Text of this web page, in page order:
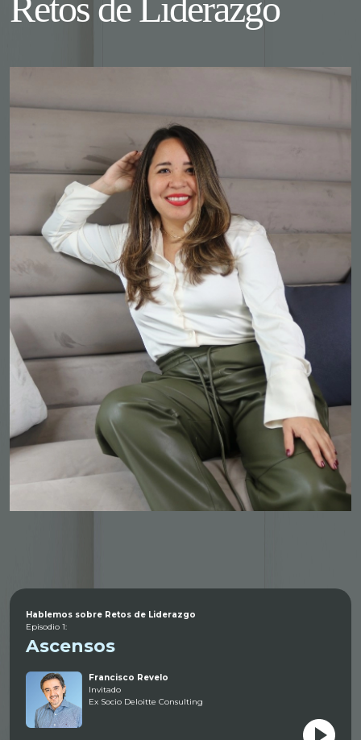
Hablemos sobre Retos de Liderazgo
Episodio 1:
Ascensos
Francisco Revelo
Invitado
Ex Socio Deloitte Consulting